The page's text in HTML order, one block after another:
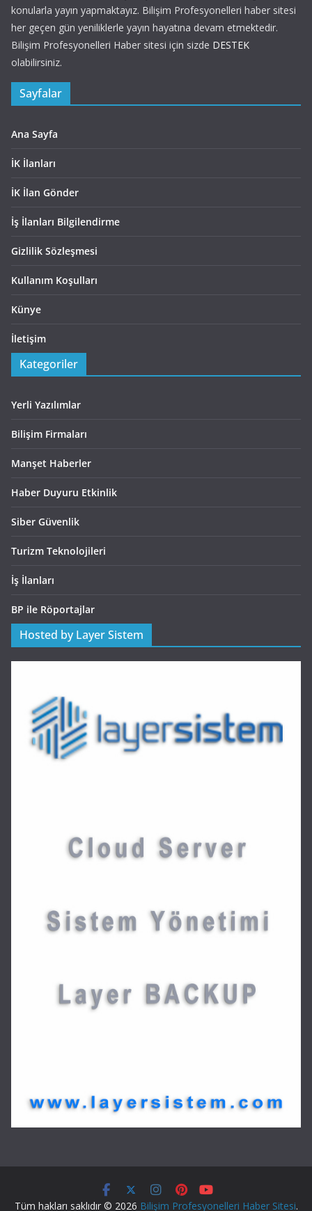
konularla yayın yapmaktayız. Bilişim Profesyonelleri haber sitesi
her geçen gün yeniliklerle yayın hayatına devam etmektedir.
Bilişim Profesyonelleri Haber sitesi için sizde DESTEK
olabilirsiniz.
Sayfalar
Ana Sayfa
İK İlanları
İK İlan Gönder
İş İlanları Bilgilendirme
Gizlilik Sözleşmesi
Kullanım Koşulları
Künye
İletişim
Kategoriler
Yerli Yazılımlar
Bilişim Firmaları
Manşet Haberler
Haber Duyuru Etkinlik
Siber Güvenlik
Turizm Teknolojileri
İş İlanları
BP ile Röportajlar
Hosted by Layer Sistem
Tüm hakları saklıdır © 2026 Bilişim Profesyonelleri Haber Sitesi.